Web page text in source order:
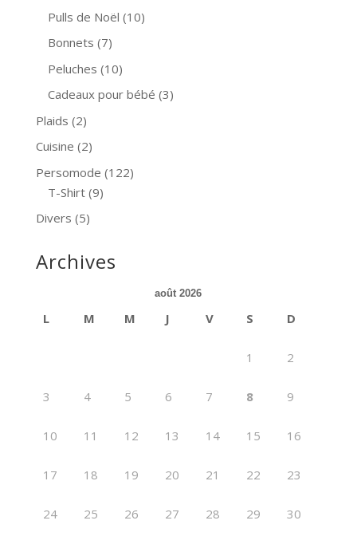
Pulls de Noël (10)
Bonnets (7)
Peluches (10)
Cadeaux pour bébé (3)
Plaids (2)
Cuisine (2)
Persomode (122)
T-Shirt (9)
Divers (5)
Archives
août 2026
L M M J V S D
1 2
3 4 5 6 7 8 9
10 11 12 13 14 15 16
17 18 19 20 21 22 23
24 25 26 27 28 29 30